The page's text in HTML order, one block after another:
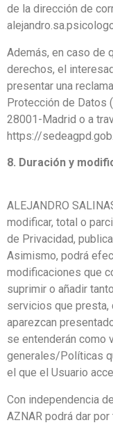
de la dirección de
Además, en caso de
derechos, el
presentar una
Protección de Datos
28001-Madrid o a
https://
8. Duración y
ALEJANDRO
modificar, total o
de Privacidad,
Asimismo, podrá
modificaciones que
suprimir o añadir
servicios que presta,
aparezcan
se entenderán como
generales/Políticas
el que el Usuario
Con independencia
AZNAR podrá dar